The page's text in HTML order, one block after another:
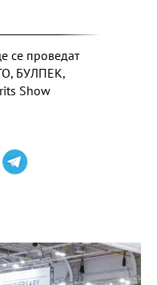
се проведат
БУЛПЕК,
Show